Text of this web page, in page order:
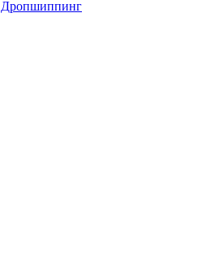
Дропшиппинг